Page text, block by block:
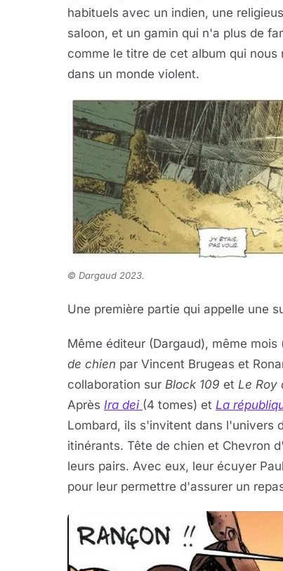
habituels avec un indien, une
saloon, et un gamin qui n'a plus de
comme le titre de cet album qui
dans un monde violent.
© Dargaud 2023.
Une première partie qui appelle une
Même éditeur (Dargaud), même
de chien par Vincent Brugeas et
collaboration sur Block 109 et Le Roy
Après Ira dei (4 tomes) et La
Lombard, ils s'invitent dans l'univers
itinérants. Tête de chien et Chevron
leurs pairs. Avec eux, leur écuyer
pour leur permettre d'assurer un